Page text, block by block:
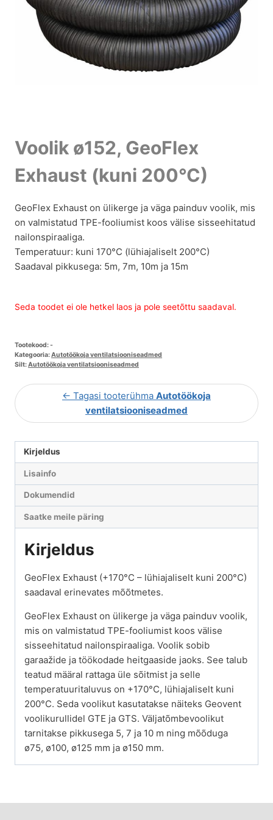
Voolik ø152, GeoFlex
Exhaust (kuni 200°C)
GeoFlex Exhaust on ülikerge ja väga painduv voolik, mis
on valmistatud TPE-fooliumist koos välise sisseehitatud
nailonspiraaliga.
Temperatuur: kuni 170°C (lühiajaliselt 200°C)
Saadaval pikkusega: 5m, 7m, 10m ja 15m
Seda toodet ei ole hetkel laos ja pole seetõttu saadaval.
Tootekood:-
Kategooria:Autotöökoja ventilatsiooniseadmed
Silt:Autotöökoja ventilatsiooniseadmed
← Tagasi tooterühma Autotöökoja
ventilatsiooniseadmed
Kirjeldus
Lisainfo
Dokumendid
Saatke meile päring
Kirjeldus
GeoFlex Exhaust (+170°C – lühiajaliselt kuni 200°C)
saadaval erinevates mõõtmetes.
GeoFlex Exhaust on ülikerge ja väga painduv voolik,
mis on valmistatud TPE-fooliumist koos välise
sisseehitatud nailonspiraaliga. Voolik sobib
garaažide ja töökodade heitgaaside jaoks. See talub
teatud määral rattaga üle sõitmist ja selle
temperatuuritaluvus on +170°C, lühiajaliselt kuni
200°C. Seda voolikut kasutatakse näiteks Geovent
voolikurullidel GTE ja GTS. Väljatõmbevoolikut
tarnitakse pikkusega 5, 7 ja 10 m ning mõõduga
ø75, ø100, ø125 mm ja ø150 mm.